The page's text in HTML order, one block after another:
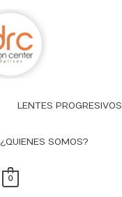
LENTES PROGRESIVOS
¿QUIENES SOMOS?
0